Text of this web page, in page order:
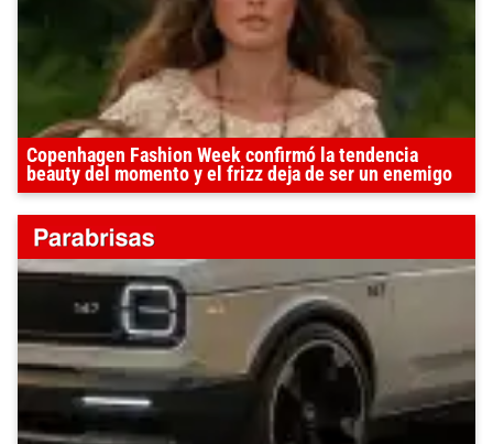
Copenhagen Fashion Week confirmó la tendencia
beauty del momento y el frizz deja de ser un enemigo